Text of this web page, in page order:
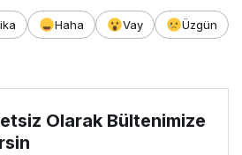
Haha Vay
Üzgün
Olarak Bültenimize